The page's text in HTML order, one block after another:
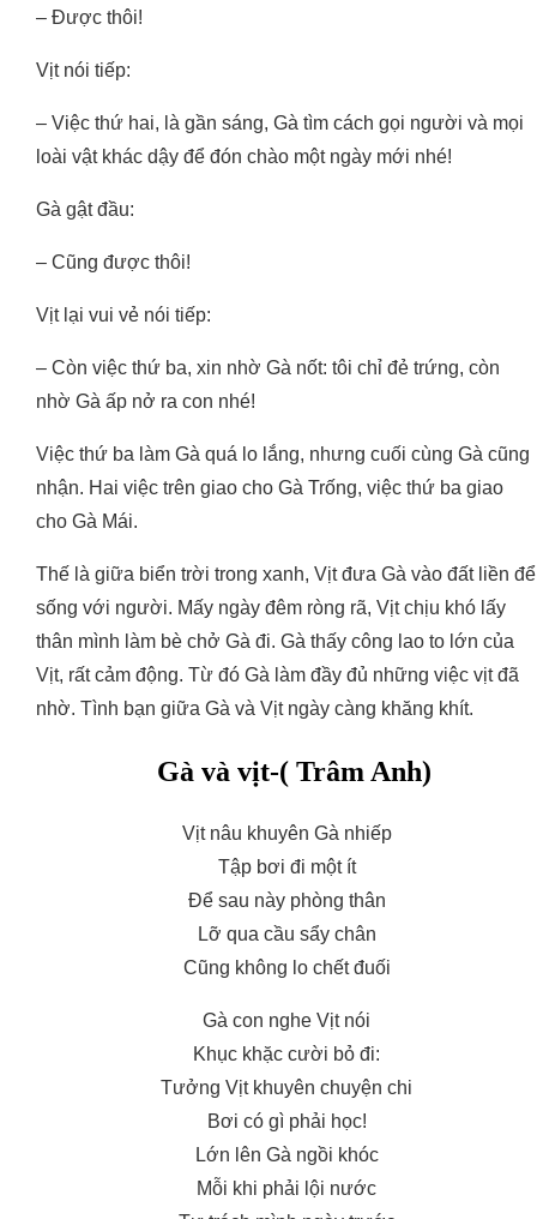
– Được thôi!
Vịt nói tiếp:
– Việc thứ hai, là gần sáng, Gà tìm cách gọi người và mọi
loài vật khác dậy để đón chào một ngày mới nhé!
Gà gật đầu:
– Cũng được thôi!
Vịt lại vui vẻ nói tiếp:
– Còn việc thứ ba, xin nhờ Gà nốt: tôi chỉ đẻ trứng, còn
nhờ Gà ấp nở ra con nhé!
Việc thứ ba làm Gà quá lo lắng, nhưng cuối cùng Gà cũng
nhận. Hai việc trên giao cho Gà Trống, việc thứ ba giao
cho Gà Mái.
Thế là giữa biển trời trong xanh, Vịt đưa Gà vào đất liền để
sống với người. Mấy ngày đêm ròng rã, Vịt chịu khó lấy
thân mình làm bè chở Gà đi. Gà thấy công lao to lớn của
Vịt, rất cảm động. Từ đó Gà làm đầy đủ những việc vịt đã
nhờ. Tình bạn giữa Gà và Vịt ngày càng khăng khít.
Gà và vịt-( Trâm Anh)
Vịt nâu khuyên Gà nhiếp
Tập bơi đi một ít
Để sau này phòng thân
Lỡ qua cầu sẩy chân
Cũng không lo chết đuối
Gà con nghe Vịt nói
Khục khặc cười bỏ đi:
Tưởng Vịt khuyên chuyện chi
Bơi có gì phải học!
Lớn lên Gà ngồi khóc
Mỗi khi phải lội nước